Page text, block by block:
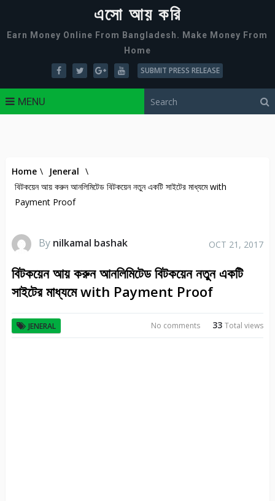
এসো আয় করি
Earn Money Online From Bangladesh. Make Money From
Home
SUBMIT PRESS RELEASE
MENU
Home \ Jeneral \
বিটকয়েন আয় করুন আনলিমিটেড বিটকয়েন নতুন একটি সাইটের মাধ্যমে with
Payment Proof
By nilkamal bashak OCT 21, 2017
বিটকয়েন আয় করুন আনলিমিটেড বিটকয়েন নতুন একটি
সাইটের মাধ্যমে with Payment Proof
JENERAL 33Total views
No comments